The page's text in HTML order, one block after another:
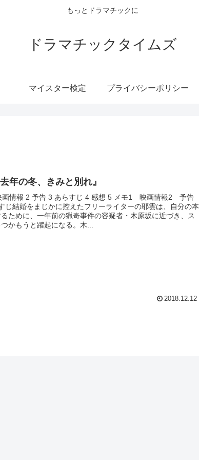
もっとドラマチックに
ドラマチックタイムズ
マイスター検定 プライバシーポリシー
年の冬、きみと別れ』
画情報 2 予告 3 あらすじ 4 感想 5 メモ1 映画情報2 予告
結婚をまじかに控えたフリーライターの耶雲は、自分の本
ために、一年前の猟奇事件の容疑者・木原坂に近づき、ス
かもうと躍起になる。木...
2018.12.12